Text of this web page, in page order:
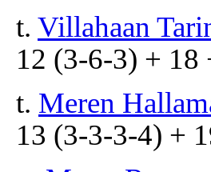
t. Villahaan
12 (3-6-3) +
t. Meren
13 (3-3-3-4) +